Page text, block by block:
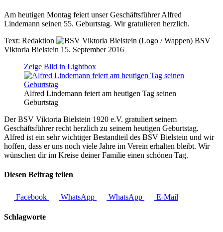
Am heutigen Montag feiert unser Geschäftsführer Alfred
Lindemann seinen 55. Geburtstag. Wir gratulieren herzlich.
Text: Redaktion
BSV
Viktoria Bielstein 15. September 2016
Zeige Bild in Lightbox
Alfred Lindemann feiert am heutigen Tag seinen
Geburtstag
Der BSV Viktoria Bielstein 1920 e.V. gratuliert seinem
Geschäftsführer recht herzlich zu seinem heutigen Geburtstag.
Alfred ist ein sehr wichtiger Bestandteil des BSV Bielstein und wir
hoffen, dass er uns noch viele Jahre im Verein erhalten bleibt. Wir
wünschen dir im Kreise deiner Familie einen schönen Tag.
Diesen Beitrag teilen
Facebook WhatsApp WhatsApp E-Mail
Schlagworte